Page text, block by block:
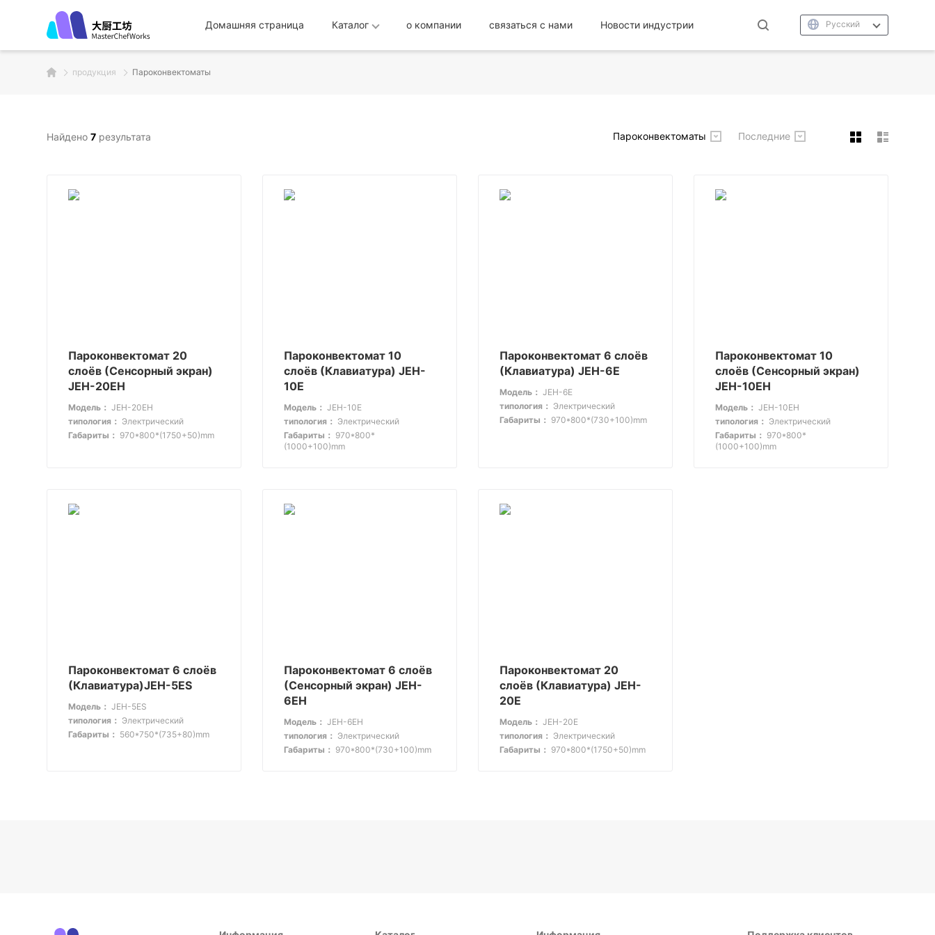
Домашняя страница Каталог о компании связаться с нами Новости индустрии Русский
продукция Пароконвектоматы
Найдено7 результата Пароконвектоматы Последние
Пароконвектомат 20
слоёв (Сенсорный экран)
JEH-20EH
Модель： JEH-20EH
типология： Электрический
Габариты： 970*800*(1750+50)mm
Пароконвектомат 10
слоёв (Клавиатура) JEH-
10E
Модель： JEH-10E
типология： Электрический
Габариты： 970*800*
(1000+100)mm
Пароконвектомат 6 слоёв
(Клавиатура) JEH-6E
Модель： JEH-6E
типология： Электрический
Габариты： 970*800*(730+100)mm
Пароконвектомат 10
слоёв (Сенсорный экран)
JEH-10EH
Модель： JEH-10EH
типология： Электрический
Габариты： 970*800*
(1000+100)mm
Пароконвектомат 6 слоёв
(Клавиатура)JEH-5ES
Модель： JEH-5ES
типология： Электрический
Габариты： 560*750*(735+80)mm
Пароконвектомат 6 слоёв
(Сенсорный экран) JEH-
6EH
Модель： JEH-6EH
типология： Электрический
Габариты： 970*800*(730+100)mm
Пароконвектомат 20
слоёв (Клавиатура) JEH-
20E
Модель： JEH-20E
типология： Электрический
Габариты： 970*800*(1750+50)mm